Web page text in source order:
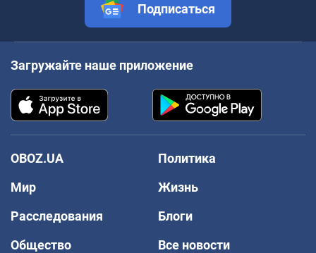
Подписаться
Загружайте наше приложение
OBOZ.UA
Политика
Мир
Жизнь
Расследования
Блоги
Общество
Все новости